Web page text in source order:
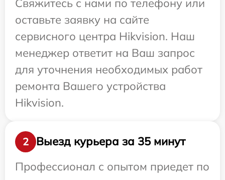
Свяжитесь с нами по телефону или
оставьте заявку на сайте
сервисного центра Hikvision. Наш
менеджер ответит на Ваш запрос
для уточнения необходимых работ
ремонта Вашего устройства
Hikvision.
2
Выезд курьера за 35 минут
Профессионал с опытом приедет по